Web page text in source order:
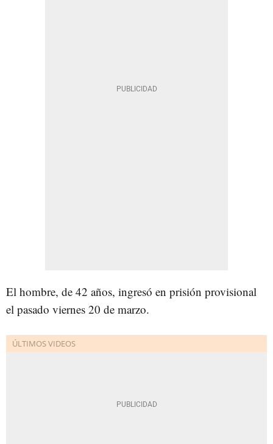
El hombre, de 42 años, ingresó en prisión provisional
el pasado viernes 20 de marzo.